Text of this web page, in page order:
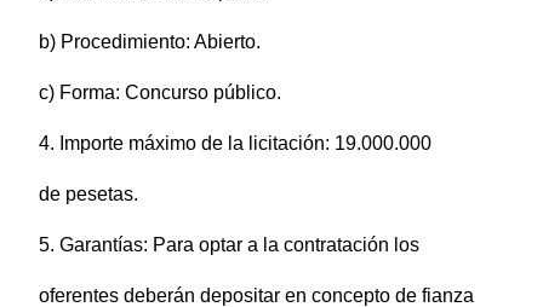
b) Procedimiento: Abierto.
c) Forma: Concurso público.
4. Importe máximo de la licitación: 19.000.000
de pesetas.
5. Garantías: Para optar a la contratación los
oferentes deberán depositar en concepto de fianza